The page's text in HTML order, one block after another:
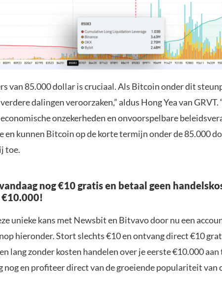
van 85.000 dollar is cruciaal. Als Bitcoin onder dit
dalingen veroorzaken,” aldus Hong Yea van
onzekerheden en onvoorspelbare
en kunnen Bitcoin op de korte termijn onder de 85.000
toe.
nog €10 gratis en betaal geen
unieke kans met Newsbit en Bitvavo door nu een
hieronder. Stort slechts €10 en ontvang direct €10
lang zonder kosten handelen over je eerste €10.000
nog en profiteer direct van de groeiende populariteit van